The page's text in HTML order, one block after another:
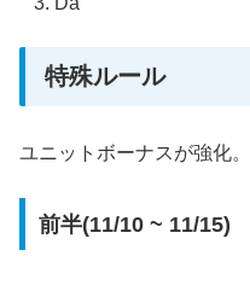
特殊ルール
ユニットボーナスが強化。
前半(11/10 ~ 11/15)